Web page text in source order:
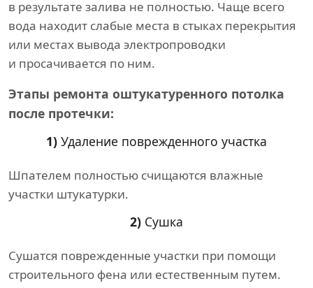
в результате залива не полностью. Чаще всего
вода находит слабые места в стыках перекрытия
или местах вывода электропроводки
и просачивается по ним.
Этапы ремонта оштукатуренного потолка
после протечки:
1) Удаление поврежденного участка
Шпателем полностью счищаются влажные
участки штукатурки.
2) Сушка
Сушатся поврежденные участки при помощи
строительного фена или естественным путем.